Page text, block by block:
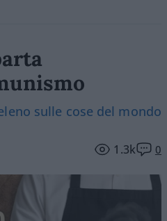
sulle cose del mondo
1.3k 0